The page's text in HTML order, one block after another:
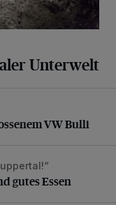
Unterwelt
VW Bulli
VW Bulli
gutes Essen
gutes Essen